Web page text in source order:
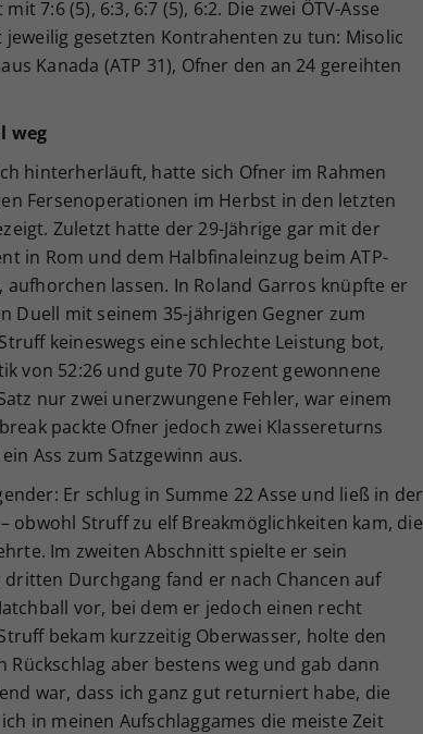
7:6 (5), 6:3, 6:7 (5), 6:2. Die zwei ÖTV-Asse
gesetzten Kontrahenten zu tun: Misolic
Kanada (ATP 31), Ofner den an 24 gereihten
weg
hinterherläuft, hatte sich Ofner im Rahmen
Fersenoperationen im Herbst in den letzten
Zuletzt hatte der 29-Jährige gar mit der
in Rom und dem Halbfinaleinzug beim ATP-
lassen. In Roland Garros knüpfte er
Duell mit seinem 35-jährigen Gegner zum
keineswegs eine schlechte Leistung bot,
von 52:26 und gute 70 Prozent gewonnene
nur zwei unerzwungene Fehler, war einem
packte Ofner jedoch zwei Klassereturns
Ass zum Satzgewinn aus.
Er schlug in Summe 22 Asse und ließ in der
obwohl Struff zu elf Breakmöglichkeiten kam, die
Im zweiten Abschnitt spielte er sein
Durchgang fand er nach Chancen auf
vor, bei dem er jedoch einen recht
bekam kurzzeitig Oberwasser, holte den
aber bestens weg und gab dann
war, dass ich ganz gut returniert habe, die
in meinen Aufschlaggames die meiste Zeit